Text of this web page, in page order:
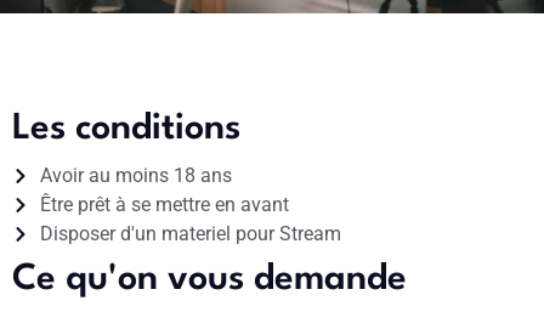
Les conditions
Avoir au moins 18 ans
Être prêt à se mettre en avant
Disposer d'un materiel pour Stream
Ce qu'on vous demande